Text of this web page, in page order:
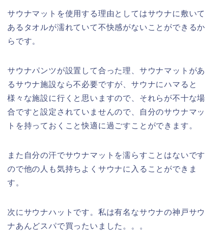
サウナマットを使用する理由としてはサウナに敷いて
あるタオルが濡れていて不快感がないことができるか
らです。
サウナパンツが設置して合った理、サウナマットがあ
るサウナ施設なら不必要ですが、サウナにハマると
様々な施設に行くと思いますので、それらが不十な場
合ですと設定されていませんので、自分のサウナマッ
トを持っておくこと快適に過ごすことができます。
また自分の汗でサウナマットを濡らすことはないです
ので他の人も気持ちよくサウナに入ることができま
す。
次にサウナハットです。私は有名なサウナの神戸サウ
ナあんどスパで買ったいました。。。